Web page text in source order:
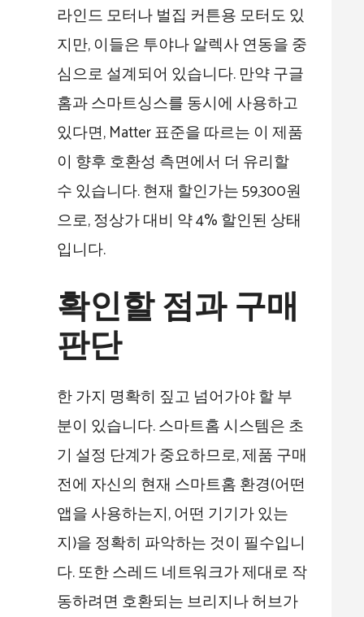
라인드 모터나 벌집 커튼용 모터도 있
지만, 이들은 투야나 알렉사 연동을 중
심으로 설계되어 있습니다. 만약 구글
홈과 스마트싱스를 동시에 사용하고
있다면, Matter 표준을 따르는 이 제품
이 향후 호환성 측면에서 더 유리할
수 있습니다. 현재 할인가는 59,300원
으로, 정상가 대비 약 4% 할인된 상태
입니다.
확인할 점과 구매
판단
한 가지 명확히 짚고 넘어가야 할 부
분이 있습니다. 스마트홈 시스템은 초
기 설정 단계가 중요하므로, 제품 구매
전에 자신의 현재 스마트홈 환경(어떤
앱을 사용하는지, 어떤 기기가 있는
지)을 정확히 파악하는 것이 필수입니
다. 또한 스레드 네트워크가 제대로 작
동하려면 호환되는 브리지나 허브가